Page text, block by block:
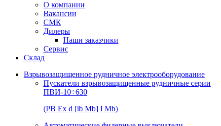
О компании
Вакансии
СМК
Дилеры
Наши заказчики
Сервис
Склад
Взрывозащищенное рудничное электрооборудование
Пускатели взрывозащищенные рудничные серии
ПВИ-10÷630
(РВ Ex d [ib Mb] I Mb)